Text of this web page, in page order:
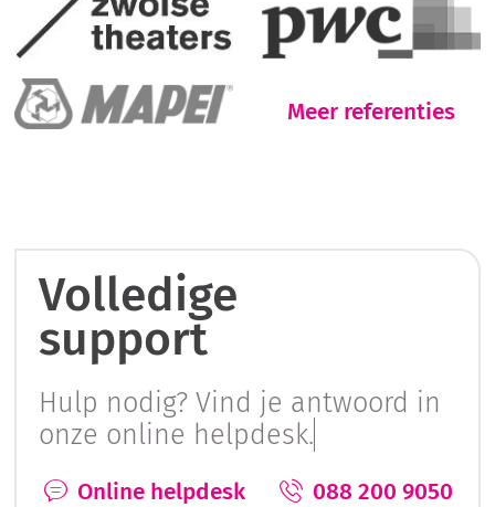
Meer referenties
Volledige
support
Hulp nodig? Vind je antwoord in
onze online helpdesk.
Online helpdesk
088 200 9050